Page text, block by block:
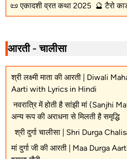
📜 एकादशी व्रत कथा 2025 🔮 टैरो
आरती - चालीसा
श्री लक्ष्मी माता की आरती | Diwali
Aarti with Lyrics in Hindi
नवरात्रि में होती है सांझी मां (Sanjhi
अन्य रूप की अराधना से मिलती है समृद्धि
श्री दुर्गा चालीसा | Shri Durga
मां दुर्गा जी की आरती | Maa Durga